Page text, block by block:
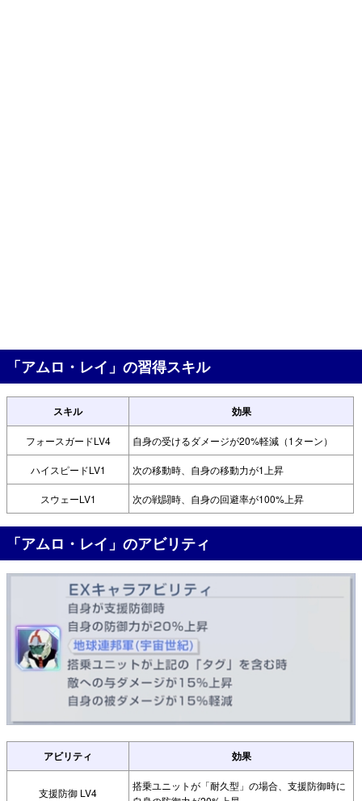
「アムロ・レイ」の習得スキル
スキル 効果
フォースガードLV4 自身の受けるダメージが20%軽減（1ターン）
ハイスピードLV1 次の移動時、自身の移動力が1上昇
スウェーLV1 次の戦闘時、自身の回避率が100%上昇
「アムロ・レイ」のアビリティ
アビリティ 効果
支援防御 LV4
搭乗ユニットが「耐久型」の場合、支援防御時に